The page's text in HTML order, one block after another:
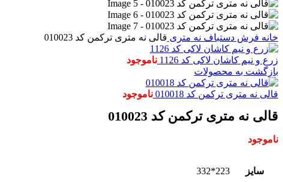
خانه فرش دستباف نه متری قالی نه متری ترکمن کد 010023
زرع و نیم کاشان لاکی کد 1126
ناموجود
بازگشت به محصولات
قالی نه متری ترکمن کد 010018 ناموجود
قالی نه متری ترکمن کد 010023
ناموجود
سایز 223*332